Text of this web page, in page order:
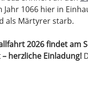
Jahr 1066 hier in
als Märtyrer starb.
2026 findet am
herzliche Einladung!